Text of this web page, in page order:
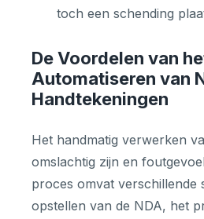
toch een schending
De Voordelen van
Automatiseren van
Handtekeningen
Het handmatig verwerken
omslachtig zijn en
proces omvat verschillende
opstellen van de NDA, het